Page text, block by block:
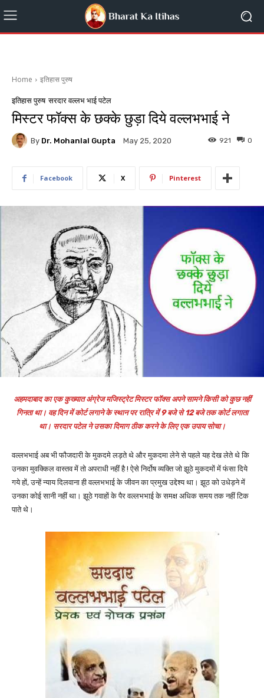
Home इतिहास पुरुष
इतिहास पुरुष सरदार वल्लभ भाई पटेल
मिस्टर फॉक्स के छक्के छुड़ा दिये वल्लभभाई ने
By Dr. Mohanlal Gupta May 25, 2020 0
921
Facebook X Pinterest
अहमदाबाद का एक कुख्यात अंग्रेज मजिस्ट्रेट मिस्टर फॉक्स अपने सामने किसी को कुछ नहीं
गिनता था। वह दिन में कोर्ट लगाने के स्थान पर रात्रि में 9 बजे से 12 बजे तक कोर्ट लगाता
था। सरदार पटेल ने उसका दिमाग ठीक करने के लिए एक उपाय सोचा।
वल्लभभाई अब भी फौजदारी के मुकदमे लड़ते थे और मुकदमा लेने से पहले यह देख लेते थे कि
उनका मुवक्किल वास्तव में तो अपराधी नहीं है ! ऐसे निर्दोष व्यक्ति जो झूठे मुकदमों में फंसा दिये
गये हों, उन्हें न्याय दिलवाना ही वल्लभभाई के जीवन का प्रमुख उद्देश्य था। झूठ को उधेड़ने में
उनका कोई सानी नहीं था। झूठे गवाहों के पैर वल्लभभाई के समक्ष अधिक समय तक नहीं टिक
पाते थे।